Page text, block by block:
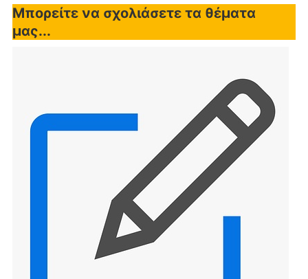
Μπορείτε να σχολιάσετε τα θέματα
μας...